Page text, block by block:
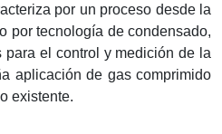
por un proceso desde la
por tecnología de condensado,
para el control y medición de la
aplicación de gas comprimido
existente.